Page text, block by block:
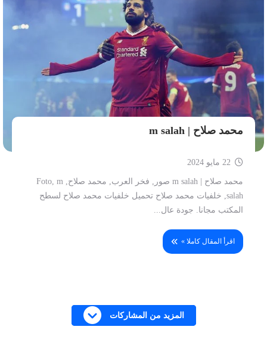
محمد صلاح | m salah
محمد صلاح | m salah صور, فخر العرب, محمد صلاح, Foto, m
salah, خلفيات محمد صلاح تحميل خلفيات محمد صلاح لسطح
المكتب مجانا. جودة عال...
اقرأ المقال كاملا »
المزيد من المشاركات